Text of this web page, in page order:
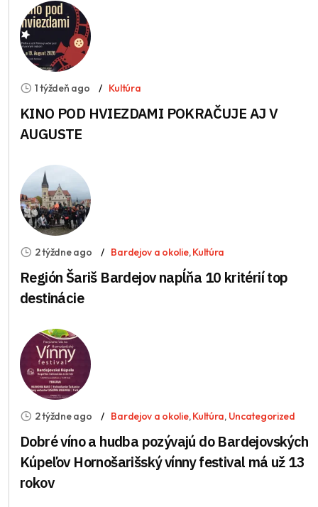
1 týždeň ago Kultúra
KINO POD HVIEZDAMI POKRAČUJE AJ V
AUGUSTE
2 týždne ago Bardejov a okolie,Kultúra
Región Šariš Bardejov napĺňa 10 kritérií top
destinácie
2 týždne ago Bardejov a okolie,Kultúra, Uncategorized
Dobré víno a hudba pozývajú do Bardejovských
Kúpeľov Hornošarišský vínny festival má už 13
rokov